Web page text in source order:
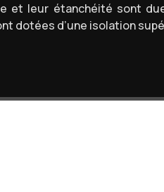
et leur étanchéité sont
dotées d’une isolation